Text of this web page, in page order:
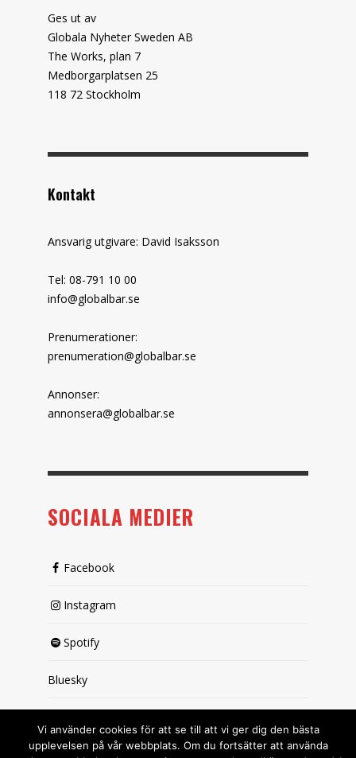
Ges ut av
Globala Nyheter Sweden AB
The Works, plan 7
Medborgarplatsen 25
118 72 Stockholm
Kontakt
Ansvarig utgivare: David Isaksson
Tel: 08-791 10 00
info@globalbar.se
Prenumerationer:
prenumeration@globalbar.se
Annonser:
annonsera@globalbar.se
SOCIALA MEDIER
Facebook
Instagram
Spotify
Bluesky
Vi använder cookies för att se till att vi ger dig den bästa
upplevelsen på vår webbplats. Om du fortsätter att använda